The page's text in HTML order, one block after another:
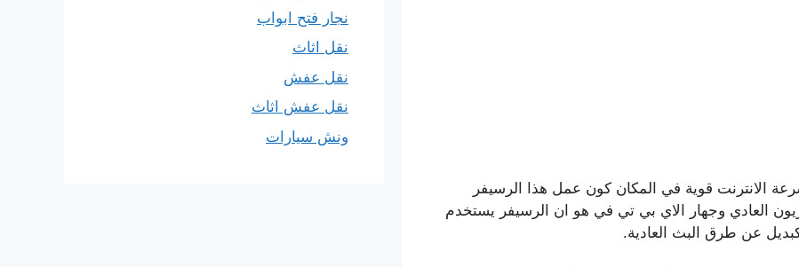
الانترنت قوية في المكان كون عمل هذا الرسيفر
العادي وجهار الاي بي تي في هو ان الرسيفر يستخدم
عن طرق البث العادية.
نجار فتح ابواب
نقل اثاث
نقل عفش
نقل عفش اثاث
ونش سيارات